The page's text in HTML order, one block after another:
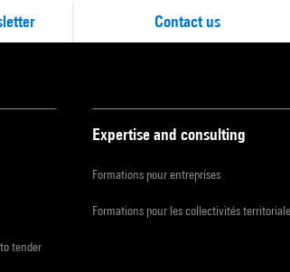
Contact us
tender
Expertise and consulting
Formations pour entreprises
Formations pour les collectivités